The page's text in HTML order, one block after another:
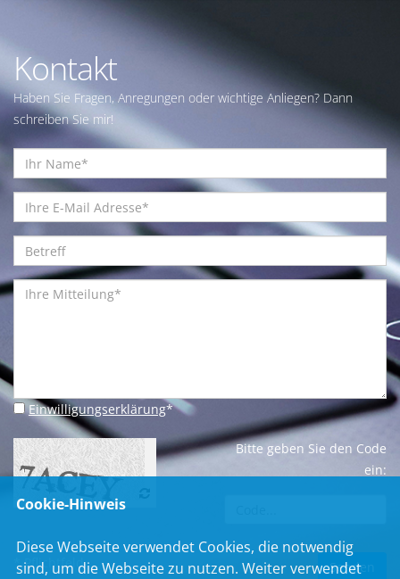
Kontakt
Haben Sie Fragen, Anregungen oder wichtige Anliegen? Dann
schreiben Sie mir!
Einwilligungserklärung*
Bitte geben Sie den Code
ein:
* Pflichtfeld
Cookie-Hinweis
Diese Webseite verwendet Cookies, die notwendig
sind, um die Webseite zu nutzen. Weiter verwendet